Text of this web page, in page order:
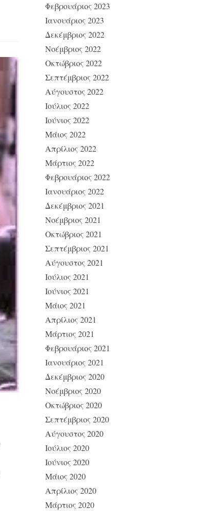
Φεβρουάριος 2023
Ιανουάριος 2023
Δεκέμβριος 2022
Νοέμβριος 2022
Οκτώβριος 2022
Σεπτέμβριος 2022
Αύγουστος 2022
Ιούλιος 2022
Ιούνιος 2022
Μάιος 2022
Απρίλιος 2022
Μάρτιος 2022
Φεβρουάριος 2022
Ιανουάριος 2022
Δεκέμβριος 2021
Νοέμβριος 2021
Οκτώβριος 2021
Σεπτέμβριος 2021
Αύγουστος 2021
Ιούλιος 2021
Ιούνιος 2021
Μάιος 2021
Απρίλιος 2021
Μάρτιος 2021
Φεβρουάριος 2021
Ιανουάριος 2021
Δεκέμβριος 2020
Νοέμβριος 2020
Οκτώβριος 2020
Σεπτέμβριος 2020
Αύγουστος 2020
Ιούλιος 2020
Ιούνιος 2020
Μάιος 2020
Απρίλιος 2020
Μάρτιος 2020